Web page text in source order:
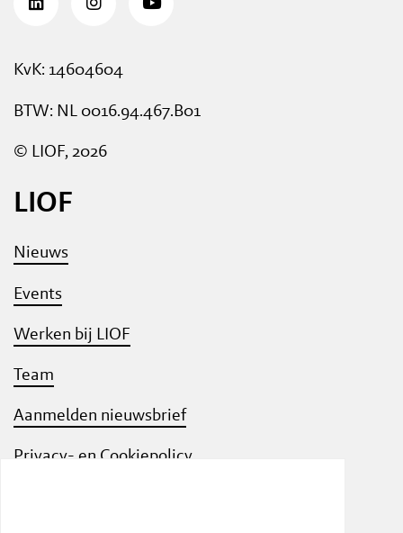
KvK: 14604604
BTW: NL 0016.94.467.B01
© LIOF, 2026
LIOF
Nieuws
Events
Werken bij LIOF
Team
Aanmelden nieuwsbrief
Privacy- en Cookiepolicy